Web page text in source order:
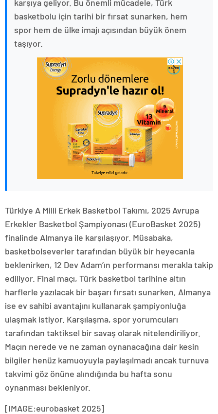
karşıya geliyor. Bu önemli mücadele, Türk
basketbolu için tarihi bir fırsat sunarken, hem
spor hem de ülke imajı açısından büyük önem
taşıyor.
Türkiye A Milli Erkek Basketbol Takımı, 2025 Avrupa
Erkekler Basketbol Şampiyonası (EuroBasket 2025)
finalinde Almanya ile karşılaşıyor. Müsabaka,
basketbolseverler tarafından büyük bir heyecanla
beklenirken, 12 Dev Adam’ın performansı merakla takip
ediliyor. Final maçı, Türk basketbol tarihine altın
harflerle yazılacak bir başarı fırsatı sunarken, Almanya
ise ev sahibi avantajını kullanarak şampiyonluğa
ulaşmak istiyor. Karşılaşma, spor yorumcuları
tarafından taktiksel bir savaş olarak nitelendiriliyor.
Maçın nerede ve ne zaman oynanacağına dair kesin
bilgiler henüz kamuoyuyla paylaşılmadı ancak turnuva
takvimi göz önüne alındığında bu hafta sonu
oynanması bekleniyor.
[IMAGE:eurobasket 2025]